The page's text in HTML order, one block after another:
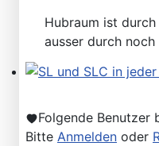
Hubraum ist
ausser durch noch
Folgende Benutzer
Bitte Anmelden oder